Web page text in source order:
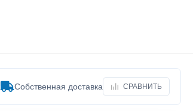
Собственная доставка СРАВНИТЬ